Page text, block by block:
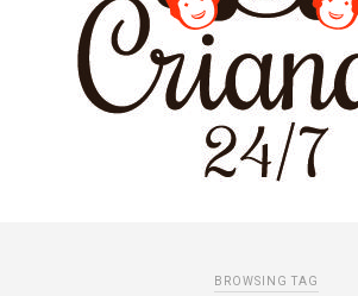
BROWSING TAG